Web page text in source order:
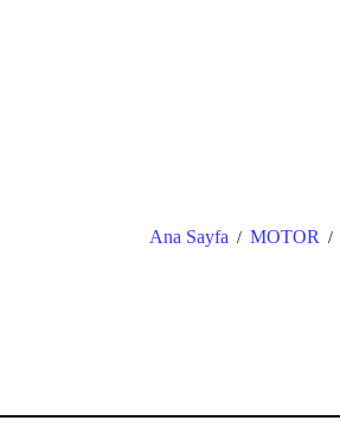
Ana Sayfa / MOTOR /